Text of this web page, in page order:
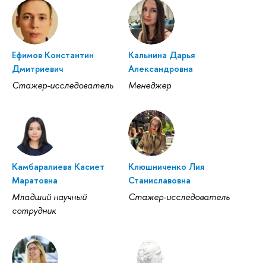
Ефимов Константин
Дмитриевич
Стажер-исследователь
Кальнина Дарья
Александровна
Менеджер
Камбаралиева Касиет
Маратовна
Младший научный
сотрудник
Клюшниченко Лия
Станиславовна
Стажер-исследователь